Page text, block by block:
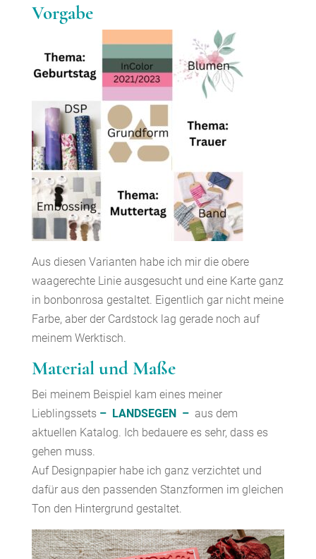
Vorgabe
Aus diesen Varianten habe ich mir die obere
waagerechte Linie ausgesucht und eine Karte ganz
in bonbonrosa gestaltet. Eigentlich gar nicht meine
Farbe, aber der Cardstock lag gerade noch auf
meinem Werktisch.
Material und Maße
Bei meinem Beispiel kam eines meiner
Lieblingssets – LANDSEGEN – aus dem
aktuellen Katalog. Ich bedauere es sehr, dass es
gehen muss.
Auf Designpapier habe ich ganz verzichtet und
dafür aus den passenden Stanzformen im gleichen
Ton den Hintergrund gestaltet.